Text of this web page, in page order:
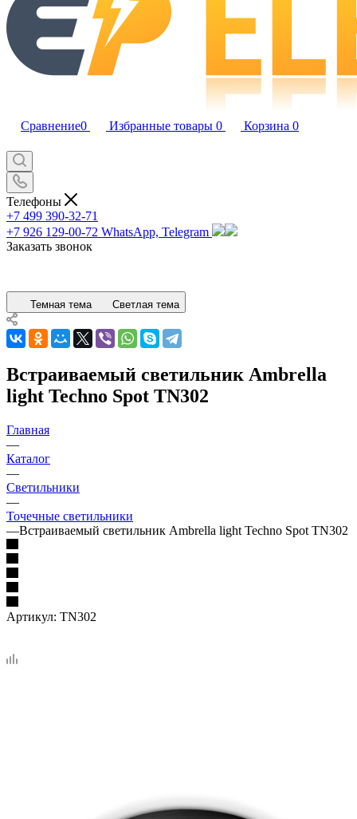
Сравнение0 Избранные товары 0 Корзина 0
Телефоны
+7 499 390-32-71
+7 926 129-00-72 WhatsApp, Telegram
Заказать звонок
Темная тема Светлая тема
Встраиваемый светильник Ambrella
light Techno Spot TN302
Главная
—
Каталог
—
Светильники
—
Точечные светильники
—Встраиваемый светильник Ambrella light Techno Spot TN302
Артикул: TN302